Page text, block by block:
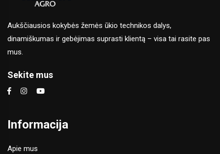
Aukščiausios kokybės žemės ūkio technikos dalys,
dinamiškumas ir gebėjimas suprasti klientą – visa tai rasite pas
mus.
Sekite mus
Informacija
Apie mus